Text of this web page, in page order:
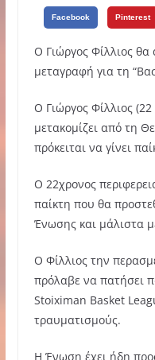
Facebook Pinterest
Ο Γιώργος Φίλλιος θα
μεταγραφή για τη
Ο Γιώργος Φίλλιος
μετακομίζει από τη
πρόκειται να γίνει
Ο 22χρονος
παίκτη που θα
Ένωσης και μάλιστα
Ο Φίλλιος την
πρόλαβε να πατήσει
Stoiximan Basket
τραυματισμούς.
Η Ένωση έχει ήδη